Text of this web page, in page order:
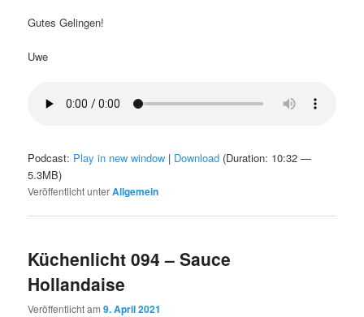
Gutes Gelingen!
Uwe
Podcast: Play in new window | Download (Duration: 10:32 —
5.3MB)
Veröffentlicht unterAllgemein
Küchenlicht 094 – Sauce
Hollandaise
Veröffentlicht am9. April 2021